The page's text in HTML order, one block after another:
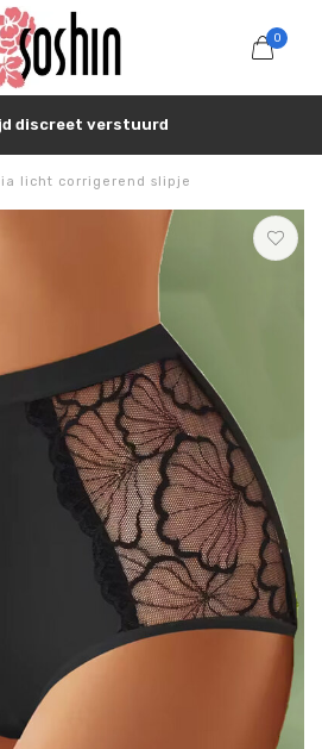
0
discreet verstuurd
licht corrigerend slipje